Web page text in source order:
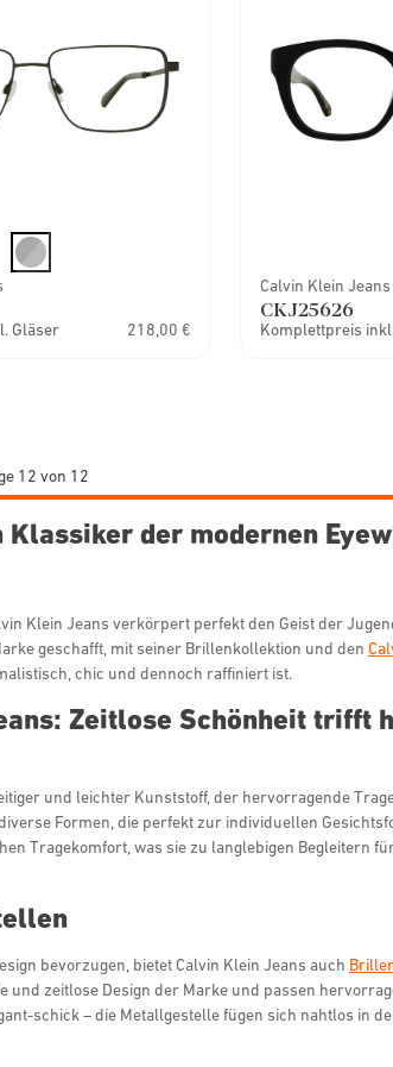
Gläser 218,00 €
Calvin Klein Jeans
CKJ25626
Komplettpreis
12 von 12
der modernen
Klein Jeans verkörpert perfekt den Geist der
geschafft, mit seiner Brillenkollektion und den
chic und dennoch raffiniert ist.
Zeitlose Schönheit trifft
und leichter Kunststoff, der hervorragende
Formen, die perfekt zur individuellen
Tragekomfort, was sie zu langlebigen Begleitern
bevorzugen, bietet Calvin Klein Jeans auch
und zeitlose Design der Marke und passen
schick – die Metallgestelle fügen sich nahtlos in